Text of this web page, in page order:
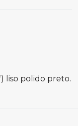
liso polido preto.